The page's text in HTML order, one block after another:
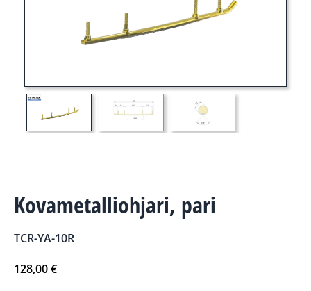
Kovametalliohjari, pari
TCR-YA-10R
128,00€